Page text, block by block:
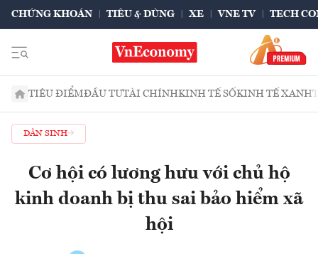
CHỨNG KHOÁN TIÊU & DÙNG XE VNE TV TECH
TIÊU ĐIỂMĐẦU TƯTÀI CHÍNHKINH TẾ SỐKINH TẾ XANH
DÂN SINH
Cơ hội có lương hưu với chủ hộ
kinh doanh bị thu sai bảo hiểm xã
hội